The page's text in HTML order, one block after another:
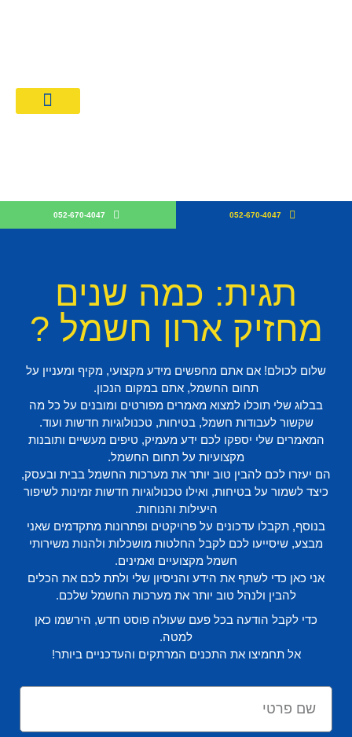
052-670-4047
052-670-4047
תגית: כמה שנים
מחזיק ארון חשמל ?
שלום לכולם! אם אתם מחפשים מידע מקצועי, מקיף ומעניין על
תחום החשמל, אתם במקום הנכון.
בבלוג שלי תוכלו למצוא מאמרים מפורטים ומובנים על כל מה
שקשור לעבודות חשמל, בטיחות, טכנולוגיות חדשות ועוד.
המאמרים שלי יספקו לכם ידע מעמיק, טיפים מעשיים ותובנות
מקצועיות על תחום החשמל.
הם יעזרו לכם להבין טוב יותר את מערכות החשמל בבית ובעסק,
כיצד לשמור על בטיחות, ואילו טכנולוגיות חדשות זמינות לשיפור
היעילות והנוחות.
בנוסף, תקבלו עדכונים על פרויקטים ופתרונות מתקדמים שאני
מבצע, שיסייעו לכם לקבל החלטות מושכלות ולהנות משירותי
חשמל מקצועיים ואמינים.
אני כאן כדי לשתף את הידע והניסיון שלי ולתת לכם את הכלים
להבין ולנהל טוב יותר את מערכות החשמל שלכם.
כדי לקבל הודעה בכל פעם שעולה פוסט חדש, הירשמו כאן
למטה.
אל תחמיצו את התכנים המרתקים והעדכניים ביותר!